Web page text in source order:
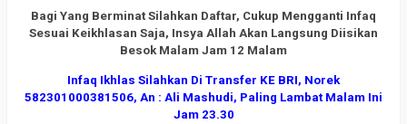
Bagi Yang Berminat Silahkan Daftar, Cukup Mengganti Infaq
Sesuai Keikhlasan Saja, Insya Allah Akan Langsung Diisikan
Besok Malam Jam 12 Malam
Infaq Ikhlas Silahkan Di Transfer KE BRI, Norek
582301000381506, An : Ali Mashudi, Paling Lambat Malam Ini
Jam 23.30